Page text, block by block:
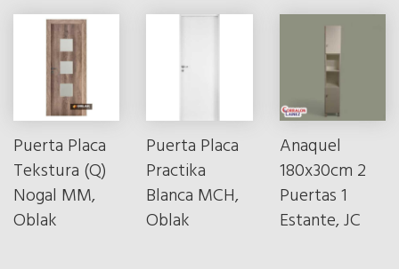
Puerta Placa
Tekstura (Q)
Nogal MM,
Oblak
Puerta Placa
Practika
Blanca MCH,
Oblak
Anaquel
180x30cm 2
Puertas 1
Estante, JC